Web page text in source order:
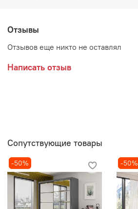
Отзывы
Отзывов еще никто не оставлял
Написать отзыв
Сопутствующие товары
-50% -50%